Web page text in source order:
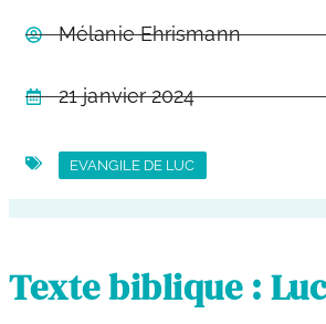
Mélanie Ehrismann
21 janvier 2024
EVANGILE DE LUC
Texte biblique : Luc